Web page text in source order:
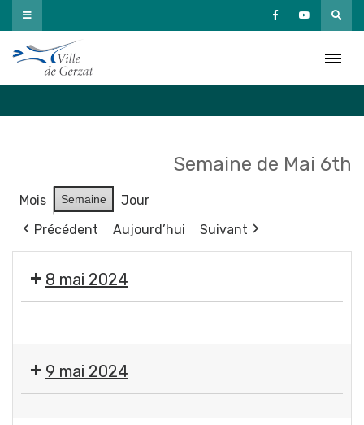
Passer
au
contenu
Semaine de Mai 6th
Mois Semaine
Jour
Précédent
Aujourd’hui Suivant
8 mai 2024
❌
des
services
commémorative
de
9 mai 2024